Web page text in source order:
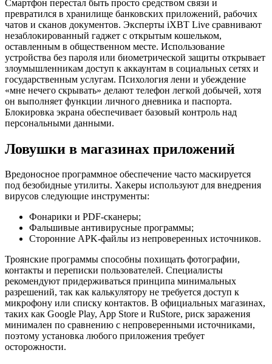
Смартфон перестал быть просто средством связи и
превратился в хранилище банковских приложений, рабочих
чатов и сканов документов. Эксперты iXBT Live сравнивают
незаблокированный гаджет с открытым кошельком,
оставленным в общественном месте. Использование
устройства без пароля или биометрической защиты открывает
злоумышленникам доступ к аккаунтам в социальных сетях и
государственным услугам. Психология лени и убеждение
«мне нечего скрывать» делают телефон легкой добычей, хотя
он выполняет функции личного дневника и паспорта.
Блокировка экрана обеспечивает базовый контроль над
персональными данными.
Ловушки в магазинах приложений
Вредоносное программное обеспечение часто маскируется
под безобидные утилиты. Хакеры используют для внедрения
вирусов следующие инструменты:
Фонарики и PDF-сканеры;
Фальшивые антивирусные программы;
Сторонние APK-файлы из непроверенных источников.
Троянские программы способны похищать фотографии,
контакты и переписки пользователей. Специалисты
рекомендуют придерживаться принципа минимальных
разрешений, так как калькулятору не требуется доступ к
микрофону или списку контактов. В официальных магазинах,
таких как Google Play, App Store и RuStore, риск заражения
минимален по сравнению с непроверенными источниками,
поэтому установка любого приложения требует
осторожности.